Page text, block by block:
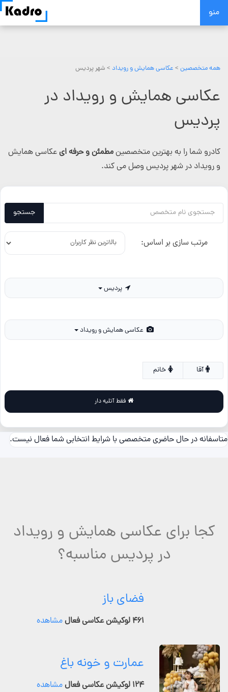
Skip
منو
همه متخصصین > عکاسی همایش و رویداد > شهر پردیس
عکاسی همایش و رویداد در
پردیس
کادرو شما را به بهترین متخصصینمطمئن و حرفه ایعکاسی همایش
و رویداد در شهر پردیس وصل می کند.
جستجو
مرتب سازی بر اساس:
پردیس
خانم
متاسفانه در حال حاضری متخصصی با شرایط انتخابی شما فعال نیست.
کجا برای عکاسی همایش و رویداد
در پردیس مناسبه؟
فضای باز
۴۶۱ لوکیشن عکاسی فعال مشاهده
عمارت و خونه باغ
۱۲۴ لوکیشن عکاسی فعال مشاهده